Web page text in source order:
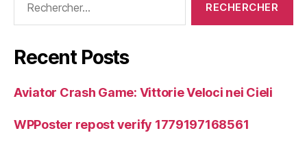
Recent Posts
Aviator Crash Game: Vittorie Veloci nei Cieli
WPPoster repost verify 1779197168561